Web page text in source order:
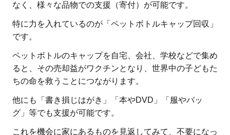
なく、様々な品物での支援（寄付）が可能です。
特に力を入れているのが「ペットボトルキャップ回収」
です。
ペットボトルのキャップを自宅、会社、学校などで集め
ると、その売却益がワクチンとなり、世界中の子どもた
ちの命を救うことにつながります。
他にも「書き損じはがき」「本やDVD」「服やバッ
グ」等でも支援が可能です。
これを機会に家にあるものを見返してみて、不要になっ